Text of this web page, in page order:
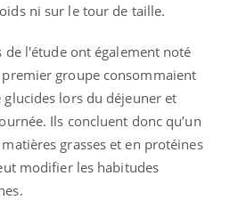
ni sur le tour de taille.
de l'étude ont également noté
groupe consommaient
lors du déjeuner et
Ils concluent donc qu’un
grasses et en protéines
modifier les habitudes